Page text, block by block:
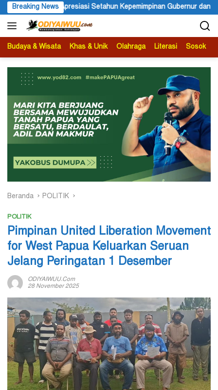
Langsung
ke
konten
Breaking News
Gubernur dan Wakil Gubernur Papua Pegunungan PBB
Budaya & Wisata Khas & Unik Olahraga Literasi Sosok
Beranda POLITIK
POLITIK
Pimpinan United Liberation Movement
for West Papua Keluarkan Seruan
Jelang Peringatan 1 Desember
ODIYAIWUU.com
28 November 2025